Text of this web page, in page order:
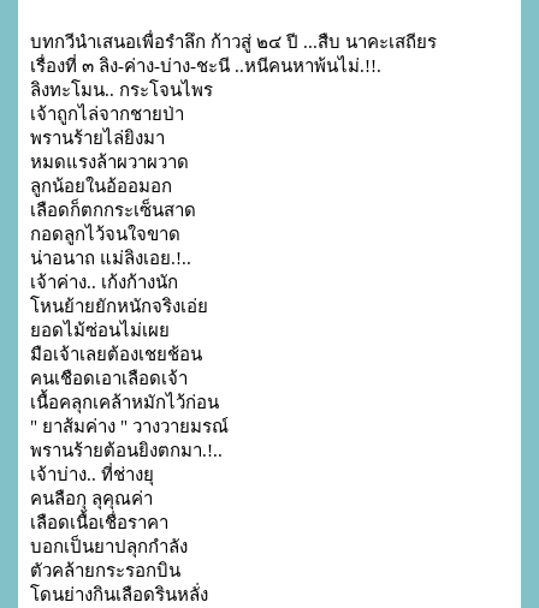
บทกวีนำเสนอเพื่อรำลึก ก้าวสู่ ๒๔ ปี ...สืบ นาคะเสถียร
เรื่องที่ ๓ ลิง-ค่าง-บ่าง-ชะนี ..หนีคนหาพ้นไม่.!!.
ลิงทะโมน.. กระโจนไพร
เจ้าถูกไล่จากชายป่า
พรานร้ายไล่ยิงมา
หมดแรงล้าผวาผวาด
ลูกน้อยในอ้ออมอก
เลือดก็ตกกระเซ็นสาด
กอดลูกไว้จนใจขาด
น่าอนาถ แม่ลิงเอย.!..
เจ้าค่าง.. เก้งก้างนัก
โหนย้ายยักหนักจริงเอ่ย
ยอดไม้ซ่อนไม่เผย
มือเจ้าเลยต้องเชยช้อน
คนเชือดเอาเลือดเจ้า
เนื้อคลุกเคล้าหมักไว้ก่อน
" ยาส้มค่าง " วางวายมรณ์
พรานร้ายต้อนยิงตกมา.!..
เจ้าบ่าง.. ที่ช่างยุ
คนลือกุ ลุคุณค่า
เลือดเนื้อเชื่อราคา
บอกเป็นยาปลุกกำลัง
ตัวคล้ายกระรอกบิน
โดนย่างกินเลือดรินหลั่ง